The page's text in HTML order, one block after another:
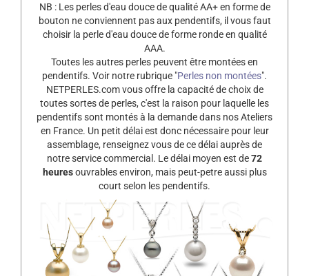
NB : Les perles d'eau douce de qualité AA+ en forme de
bouton ne conviennent pas aux pendentifs, il vous faut
choisir la perle d'eau douce de forme ronde en qualité
AAA.
Toutes les autres perles peuvent être montées en
pendentifs. Voir notre rubrique "Perles non montées".
NETPERLES.com vous offre la capacité de choix de
toutes sortes de perles, c'est la raison pour laquelle les
pendentifs sont montés à la demande dans nos Ateliers
en France. Un petit délai est donc nécessaire pour leur
assemblage, renseignez vous de ce délai auprès de
notre service commercial. Le délai moyen est de72
heuresouvrables environ, mais peut-petre aussi plus
court selon les pendentifs.